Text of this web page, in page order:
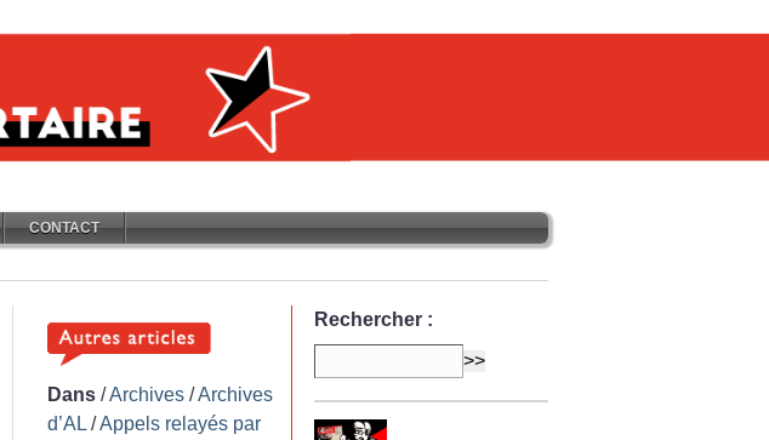
CONTACT
Dans /Archives /Archives
d’AL /Appels relayés par
Rechercher :